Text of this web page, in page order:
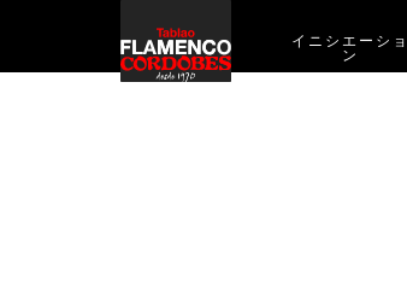
イニシエーショ
ン